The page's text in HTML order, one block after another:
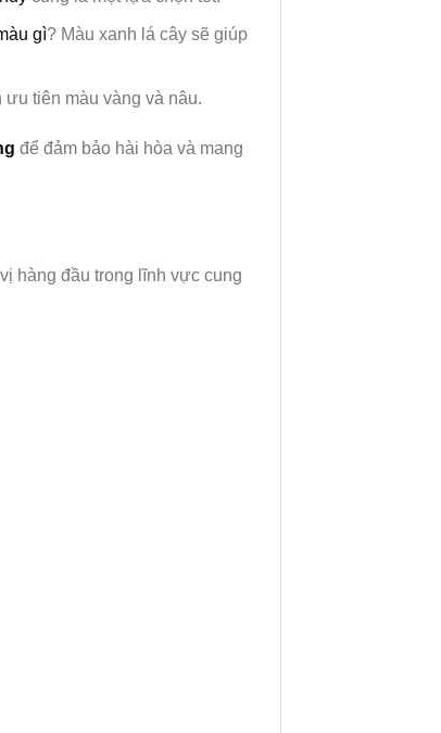
gì? Màu xanh lá cây sẽ giúp
tiên màu vàng và nâu.
để đảm bảo hài hòa và mang
hàng đầu trong lĩnh vực cung